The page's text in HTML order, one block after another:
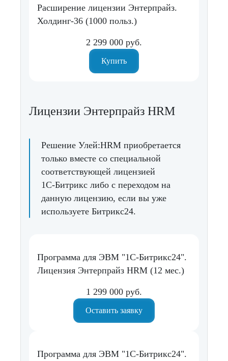
Расширение лицензии Энтерпрайз.
Холдинг-36 (1000 польз.)
2 299 000 руб.
Купить
Лицензии Энтерпрайз HRM
Решение Улей:HRM приобретается
только вместе со специальной
соответствующей лицензией
1С‑Битрикс либо с переходом на
данную лицензию, если вы уже
используете Битрикс24.
Программа для ЭВМ "1С-Битрикс24".
Лицензия Энтерпрайз HRM (12 мес.)
1 299 000 руб.
Оставить заявку
Программа для ЭВМ "1С-Битрикс24".